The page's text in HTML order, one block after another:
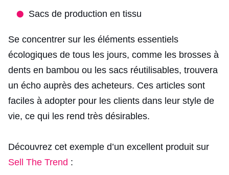
Sacs de production en tissu
Se concentrer sur les éléments essentiels
écologiques de tous les jours, comme les brosses à
dents en bambou ou les sacs réutilisables, trouvera
un écho auprès des acheteurs. Ces articles sont
faciles à adopter pour les clients dans leur style de
vie, ce qui les rend très désirables.
Découvrez cet exemple d’un excellent produit sur
Sell The Trend :